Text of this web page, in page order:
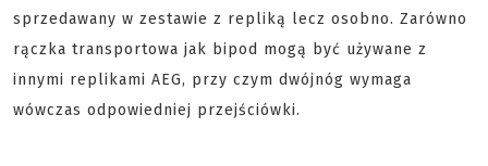
sprzedawany w zestawie z repliką lecz osobno. Zarówno
rączka transportowa jak bipod mogą być używane z
innymi replikami AEG, przy czym dwójnóg wymaga
wówczas odpowiedniej przejściówki.